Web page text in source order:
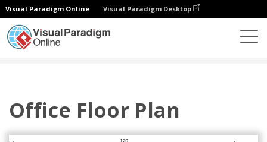
Visual Paradigm Online Visual Paradigm Desktop
Office Floor Plan